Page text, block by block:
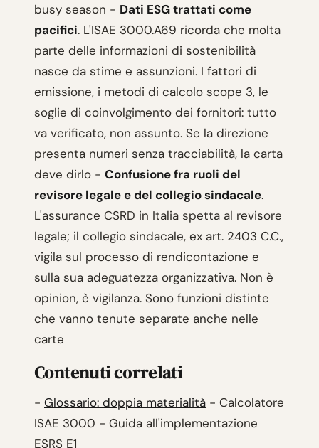
busy season - Dati ESG trattati come
pacifici. L'ISAE 3000.A69 ricorda che molta
parte delle informazioni di sostenibilità
nasce da stime e assunzioni. I fattori di
emissione, i metodi di calcolo scope 3, le
soglie di coinvolgimento dei fornitori: tutto
va verificato, non assunto. Se la direzione
presenta numeri senza tracciabilità, la carta
deve dirlo - Confusione fra ruoli del
revisore legale e del collegio sindacale.
L'assurance CSRD in Italia spetta al revisore
legale; il collegio sindacale, ex art. 2403 C.C.,
vigila sul processo di rendicontazione e
sulla sua adeguatezza organizzativa. Non è
opinion, è vigilanza. Sono funzioni distinte
che vanno tenute separate anche nelle
carte
Contenuti correlati
- Glossario: doppia materialità - Calcolatore
ISAE 3000 - Guida all'implementazione
ESRS E1